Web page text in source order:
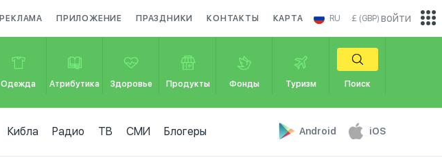
РЕКЛАМА ПРИЛОЖЕНИЕ ПРАЗДНИКИ КОНТАКТЫ КАРТА RU £ (GBP)
Одежда Атрибутика Здоровье Продукты Фонды Туризм Поиск
Кибла Радио ТВ СМИ Блогеры Android iOS
войти